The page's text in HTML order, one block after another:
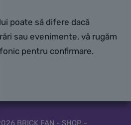
poate să difere dacă
sau evenimente, vă rugăm
pentru confirmare.
BRICK FAN - SHOP -